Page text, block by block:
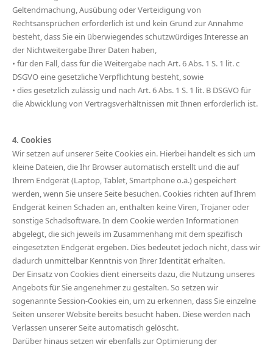
Geltendmachung, Ausübung oder Verteidigung von
Rechtsansprüchen erforderlich ist und kein Grund zur Annahme
besteht, dass Sie ein überwiegendes schutzwürdiges Interesse an
der Nichtweitergabe Ihrer Daten haben,
• für den Fall, dass für die Weitergabe nach Art. 6 Abs. 1 S. 1 lit. c
DSGVO eine gesetzliche Verpflichtung besteht, sowie
• dies gesetzlich zulässig und nach Art. 6 Abs. 1 S. 1 lit. B DSGVO für
die Abwicklung von Vertragsverhältnissen mit Ihnen erforderlich ist.
4. Cookies
Wir setzen auf unserer Seite Cookies ein. Hierbei handelt es sich um
kleine Dateien, die Ihr Browser automatisch erstellt und die auf
Ihrem Endgerät (Laptop, Tablet, Smartphone o.ä.) gespeichert
werden, wenn Sie unsere Seite besuchen. Cookies richten auf Ihrem
Endgerät keinen Schaden an, enthalten keine Viren, Trojaner oder
sonstige Schadsoftware. In dem Cookie werden Informationen
abgelegt, die sich jeweils im Zusammenhang mit dem spezifisch
eingesetzten Endgerät ergeben. Dies bedeutet jedoch nicht, dass wir
dadurch unmittelbar Kenntnis von Ihrer Identität erhalten.
Der Einsatz von Cookies dient einerseits dazu, die Nutzung unseres
Angebots für Sie angenehmer zu gestalten. So setzen wir
sogenannte Session-Cookies ein, um zu erkennen, dass Sie einzelne
Seiten unserer Website bereits besucht haben. Diese werden nach
Verlassen unserer Seite automatisch gelöscht.
Darüber hinaus setzen wir ebenfalls zur Optimierung der